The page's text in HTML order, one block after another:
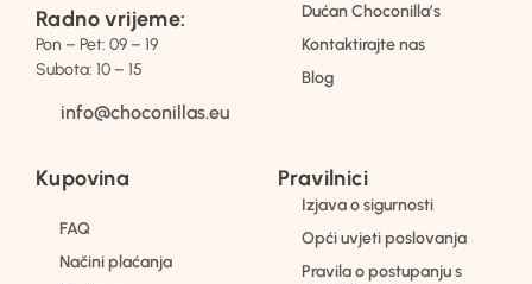
Radno vrijeme:
Pon – Pet: 09 – 19
Subota: 10 – 15
info@choconillas.eu
Dućan Choconilla’s
Kontaktirajte nas
Blog
Kupovina
FAQ
Načini plaćanja
Pravilnici
Izjava o sigurnosti
Opći uvjeti poslovanja
Pravila o postupanju s